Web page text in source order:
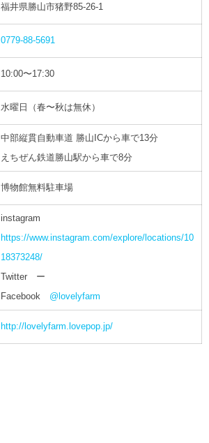
福井県勝山市猪野85-26-1
0779-88-5691
10:00〜17:30
水曜日（春〜秋は無休）
中部縦貫自動車道 勝山ICから車で13分
えちぜん鉄道勝山駅から車で8分
博物館無料駐車場
instagram
https://www.instagram.com/explore/locations/10
18373248/
Twitter ー
Facebook @lovelyfarm
http://lovelyfarm.lovepop.jp/